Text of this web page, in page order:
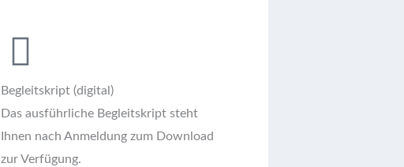
Begleitskript (digital)
Das ausführliche Begleitskript steht
Ihnen nach Anmeldung zum Download
zur Verfügung.